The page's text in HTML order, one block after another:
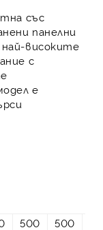
със
панелни
високите
с
е
500 500